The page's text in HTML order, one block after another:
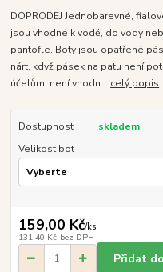
DOPRODEJ Jednobarevné,
jsou vhodné k vodě, do vody
pantofle. Boty jsou opatřené
nárt, když pásek na patu není
účelům, není vhodn... celý popis
Dostupnost
skladem
Velikost bot
159,00 Kč/ks
131,40 Kč bez DPH
Přidat